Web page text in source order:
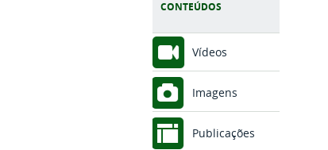
CONTEÚDOS
Vídeos
Imagens
Publicações